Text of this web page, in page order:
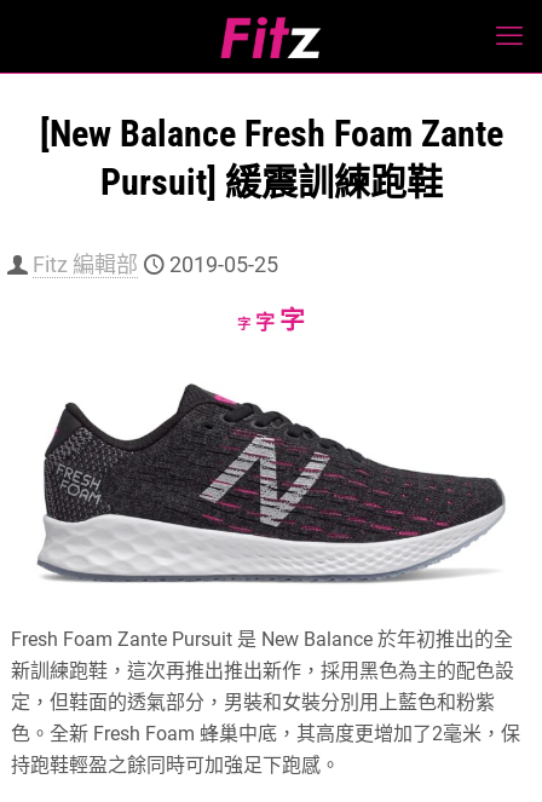
[New Balance Fresh Foam Zante
Pursuit] 緩震訓練跑鞋
Fitz 編輯部 2019-05-25
字Decrease
字Reset
字Increase
Fresh Foam Zante Pursuit 是 New Balance 於年初推出的全
新訓練跑鞋，這次再推出推出新作，採用黑色為主的配色設
定，但鞋面的透氣部分，男裝和女裝分別用上藍色和粉紫
色。全新 Fresh Foam 蜂巢中底，其高度更增加了2毫米，保
持跑鞋輕盈之餘同時可加強足下跑感。